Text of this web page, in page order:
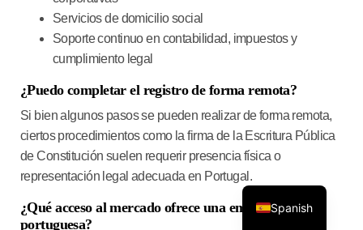
Servicios de domicilio social
Soporte continuo en contabilidad, impuestos y
cumplimiento legal
¿Puedo completar el registro de forma remota?
Si bien algunos pasos se pueden realizar de forma remota,
ciertos procedimientos como la firma de la Escritura Pública
de Constitución suelen requerir presencia física o
representación legal adecuada en Portugal.
¿Qué acceso al mercado ofrece una empresa
portuguesa?
Spanish